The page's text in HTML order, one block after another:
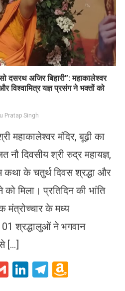
दसरथ अजिर बिहारी”: महाकालेश्वर
विश्वामित्र यज्ञ प्रसंग ने भक्तों को
Pratap Singh
महाकालेश्वर मंदिर, बूढ़ी का
नौ दिवसीय श्री रुद्र महायज्ञ,
कथा के चतुर्थ दिवस श्रद्धा और
मिला। प्रतिदिन की भांति
मंत्रोच्चार के मध्य
श्रद्धालुओं ने भगवान
[…]
GmailLinkedIn
Telegram